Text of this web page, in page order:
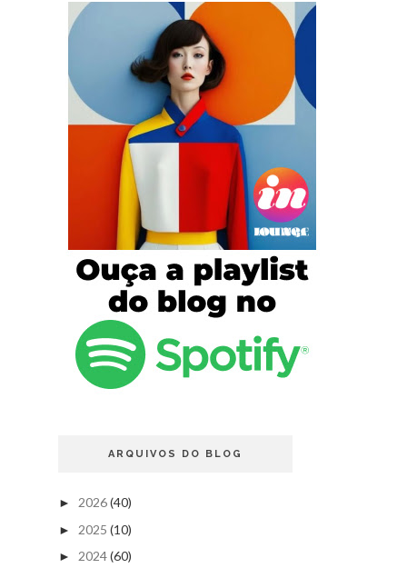
ARQUIVOS DO BLOG
► 2026(40)
► 2025 (10)
► 2024(60)